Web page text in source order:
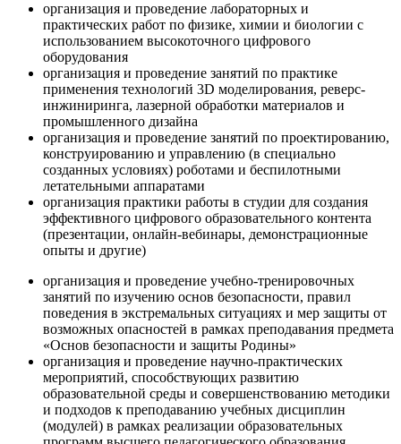
организация и проведение лабораторных и
практических работ по физике, химии и биологии с
использованием высокоточного цифрового
оборудования
организация и проведение занятий по практике
применения технологий 3D моделирования, реверс-
инжиниринга, лазерной обработки материалов и
промышленного дизайна
организация и проведение занятий по проектированию,
конструированию и управлению (в специально
созданных условиях) роботами и беспилотными
летательными аппаратами
организация практики работы в студии для создания
эффективного цифрового образовательного контента
(презентации, онлайн-вебинары, демонстрационные
опыты и другие)
организация и проведение учебно-тренировочных
занятий по изучению основ безопасности, правил
поведения в экстремальных ситуациях и мер защиты от
возможных опасностей в рамках преподавания предмета
«Основ безопасности и защиты Родины»
организация и проведение научно-практических
мероприятий, способствующих развитию
образовательной среды и совершенствованию методики
и подходов к преподаванию учебных дисциплин
(модулей) в рамках реализации образовательных